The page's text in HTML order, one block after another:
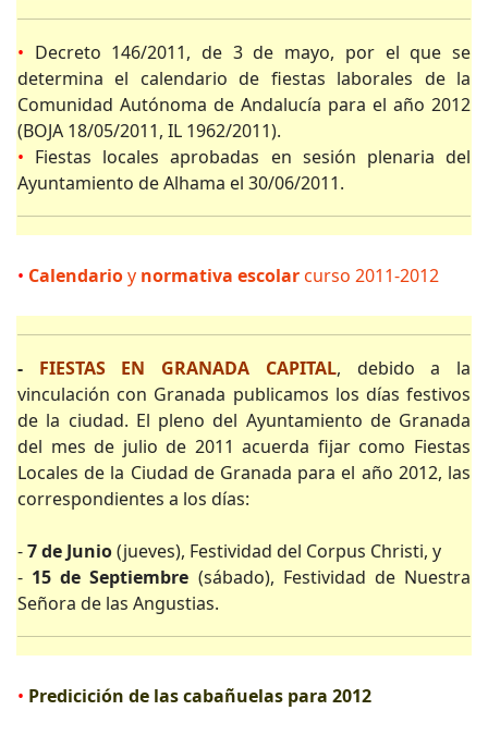
• Decreto 146/2011, de 3 de mayo, por el que se
determina el calendario de fiestas laborales de la
Comunidad Autónoma de Andalucía para el año 2012
(BOJA 18/05/2011, IL 1962/2011).
• Fiestas locales aprobadas en sesión plenaria del
Ayuntamiento de Alhama el 30/06/2011.
• Calendarioy normativa escolarcurso 2011-2012
- FIESTAS EN GRANADA CAPITAL, debido a la
vinculación con Granada publicamos los días festivos
de la ciudad. El pleno del Ayuntamiento de Granada
del mes de julio de 2011 acuerda fijar como Fiestas
Locales de la Ciudad de Granada para el año 2012, las
correspondientes a los días:
-7 de Junio(jueves), Festividad del Corpus Christi, y
- 15 de Septiembre (sábado), Festividad de Nuestra
Señora de las Angustias.
• Predicición de las cabañuelas para 2012